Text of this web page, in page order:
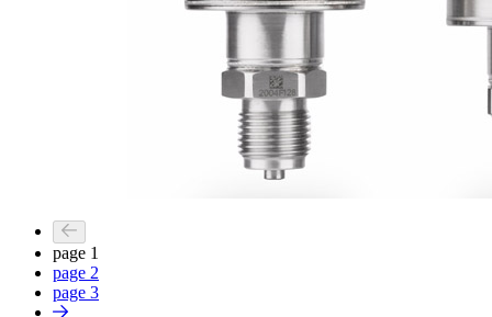
page 1
page 2
page 3